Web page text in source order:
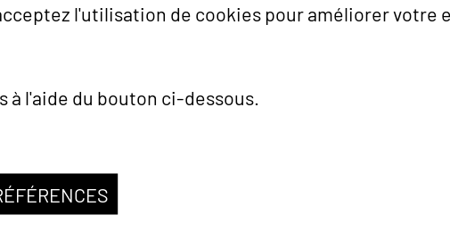
l'utilisation de cookies pour améliorer votre
l'aide du bouton ci-dessous.